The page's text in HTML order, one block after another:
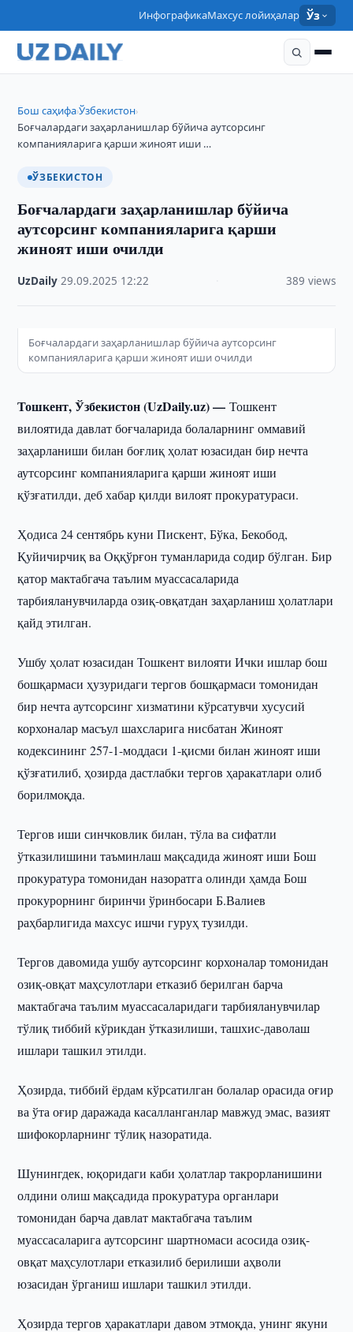
ИнфографикаМахсус лойиҳалар Ўз
Бош саҳифа›Ўзбекистон›
Боғчалардаги заҳарланишлар бўйича аутсорсинг
компанияларига қарши жиноят иши …
ЎЗБЕКИСТОН
Боғчалардаги заҳарланишлар бўйича
аутсорсинг компанияларига қарши
жиноят иши очилди
UzDaily ·29.09.2025 12:22 389 views
Боғчалардаги заҳарланишлар бўйича аутсорсинг
компанияларига қарши жиноят иши очилди
Тошкент, Ўзбекистон (UzDaily.uz) —Тошкент
вилоятида давлат боғчаларида болаларнинг оммавий
заҳарланиши билан боғлиқ ҳолат юзасидан бир нечта
аутсорсинг компанияларига қарши жиноят иши
қўзғатилди, деб хабар қилди вилоят прокуратураси.
Ҳодиса 24 сентябрь куни Пискент, Бўка, Бекобод,
Қуйичирчиқ ва Оққўрғон туманларида содир бўлган. Бир
қатор мактабгача таълим муассасаларида
тарбияланувчиларда озиқ-овқатдан заҳарланиш ҳолатлари
қайд этилган.
Ушбу ҳолат юзасидан Тошкент вилояти Ички ишлар бош
бошқармаси ҳузуридаги тергов бошқармаси томонидан
бир нечта аутсорсинг хизматини кўрсатувчи хусусий
корхоналар масъул шахсларига нисбатан Жиноят
кодексининг 257-1-моддаси 1-қисми билан жиноят иши
қўзғатилиб, ҳозирда дастлабки тергов ҳаракатлари олиб
борилмоқда.
Тергов иши синчковлик билан, тўла ва сифатли
ўтказилишини таъминлаш мақсадида жиноят иши Бош
прокуратура томонидан назоратга олинди ҳамда Бош
прокурорнинг биринчи ўринбосари Б.Валиев
раҳбарлигида махсус ишчи гуруҳ тузилди.
Тергов давомида ушбу аутсорсинг корхоналар томонидан
озиқ-овқат маҳсулотлари етказиб берилган барча
мактабгача таълим муассасаларидаги тарбияланувчилар
тўлиқ тиббий кўрикдан ўтказилиши, ташхис-даволаш
ишлари ташкил этилди.
Ҳозирда, тиббий ёрдам кўрсатилган болалар орасида оғир
ва ўта оғир даражада касалланганлар мавжуд эмас, вазият
шифокорларнинг тўлиқ назоратида.
Шунингдек, юқоридаги каби ҳолатлар такрорланишини
олдини олиш мақсадида прокуратура органлари
томонидан барча давлат мактабгача таълим
муассасаларига аутсорсинг шартномаси асосида озиқ-
овқат маҳсулотлари етказилиб берилиши аҳволи
юзасидан ўрганиш ишлари ташкил этилди.
Ҳозирда тергов ҳаракатлари давом этмоқда, унинг якуни